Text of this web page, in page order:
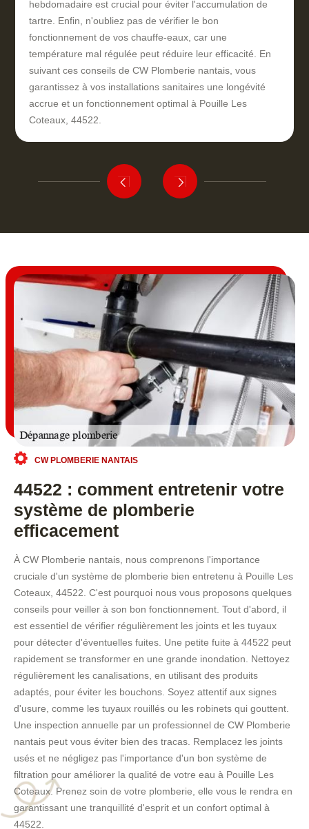
hebdomadaire est crucial pour éviter l'accumulation de
tartre. Enfin, n'oubliez pas de vérifier le bon
fonctionnement de vos chauffe-eaux, car une
température mal régulée peut réduire leur efficacité. En
suivant ces conseils de CW Plomberie nantais, vous
garantissez à vos installations sanitaires une longévité
accrue et un fonctionnement optimal à Pouille Les
Coteaux, 44522.
CW PLOMBERIE NANTAIS
44522 : comment entretenir votre
système de plomberie
efficacement
À CW Plomberie nantais, nous comprenons l'importance
cruciale d'un système de plomberie bien entretenu à Pouille Les
Coteaux, 44522. C'est pourquoi nous vous proposons quelques
conseils pour veiller à son bon fonctionnement. Tout d'abord, il
est essentiel de vérifier régulièrement les joints et les tuyaux
pour détecter d'éventuelles fuites. Une petite fuite à 44522 peut
rapidement se transformer en une grande inondation. Nettoyez
régulièrement les canalisations, en utilisant des produits
adaptés, pour éviter les bouchons. Soyez attentif aux signes
d'usure, comme les tuyaux rouillés ou les robinets qui gouttent.
Une inspection annuelle par un professionnel de CW Plomberie
nantais peut vous éviter bien des tracas. Remplacez les joints
usés et ne négligez pas l'importance d'un bon système de
filtration pour améliorer la qualité de votre eau à Pouille Les
Coteaux. Prenez soin de votre plomberie, elle vous le rendra en
garantissant une tranquillité d'esprit et un confort optimal à
44522.